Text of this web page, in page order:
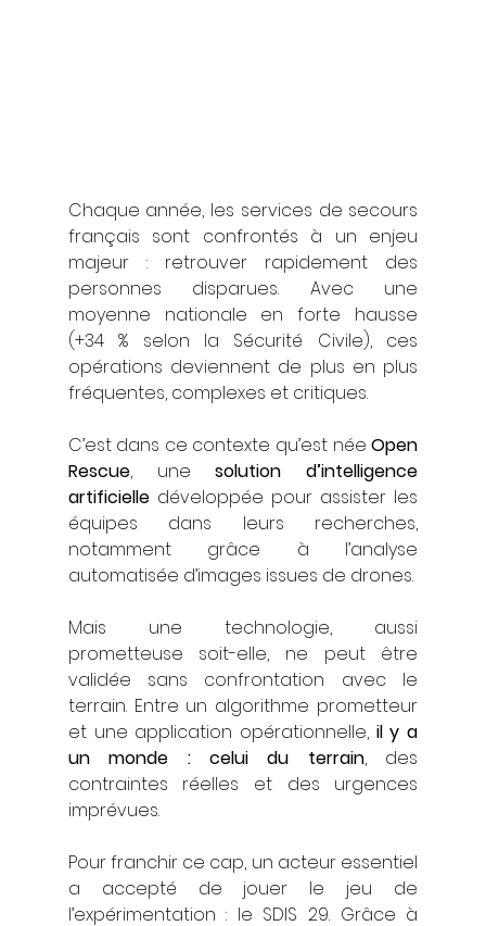
Chaque année, les services de secours
français sont confrontés à un enjeu
majeur : retrouver rapidement des
personnes disparues. Avec une
moyenne nationale en forte hausse
(+34 % selon la Sécurité Civile), ces
opérations deviennent de plus en plus
fréquentes, complexes et critiques.
C’est dans ce contexte qu’est née Open
Rescue, une solution d’intelligence
artificielle développée pour assister les
équipes dans leurs recherches,
notamment grâce à l’analyse
automatisée d’images issues de drones.
Mais une technologie, aussi
prometteuse soit-elle, ne peut être
validée sans confrontation avec le
terrain. Entre un algorithme prometteur
et une application opérationnelle, il y a
un monde : celui du terrain, des
contraintes réelles et des urgences
imprévues.
Pour franchir ce cap, un acteur essentiel
a accepté de jouer le jeu de
l’expérimentation : le SDIS 29. Grâce à